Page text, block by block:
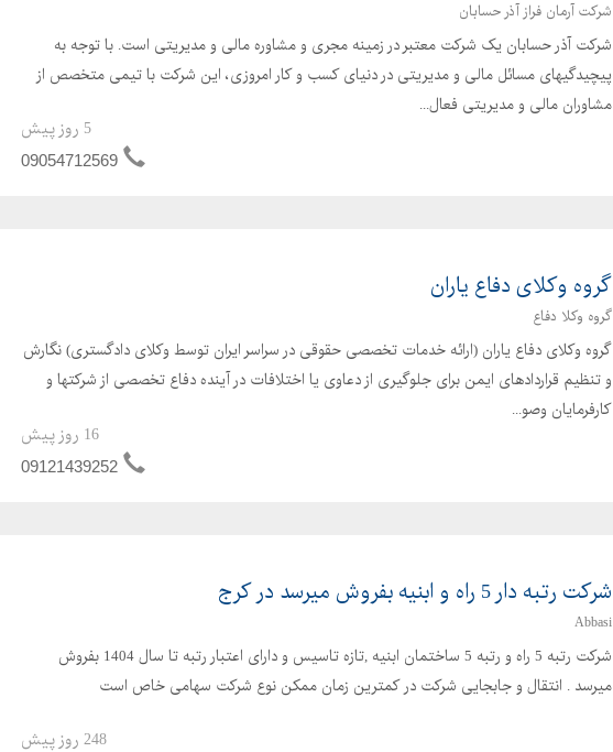
شرکت آرمان فراز آذر حسابان
شرکت آذر حسابان یک شرکت معتبر در زمینه مجری و مشاوره مالی و مدیریتی است. با توجه به
پیچیدگیهای مسائل مالی و مدیریتی در دنیای کسب و کار امروزی، این شرکت با تیمی متخصص از
مشاوران مالی و مدیریتی فعال...
5 روز پیش
09054712569
گروه وکلای دفاع یاران
گروه وکلا دفاع
گروه وکلای دفاع یاران (ارائه خدمات تخصصی حقوقی در سراسر ایران توسط وکلای دادگستری) نگارش
و تنظیم قراردادهای ایمن برای جلوگیری از دعاوی یا اختلافات در آینده دفاع تخصصی از شرکتها و
کارفرمایان وصو...
16 روز پیش
09121439252
شرکت رتبه دار 5 راه و ابنیه بفروش میرسد در کرج
Abbasi
شرکت رتبه 5 راه و رتبه 5 ساختمان ابنیه ,تازه تاسیس و دارای اعتبار رتبه تا سال 1404 بفروش
میرسد . انتقال و جابجایی شرکت در کمترین زمان ممکن نوع شرکت سهامی خاص است
248 روز پیش